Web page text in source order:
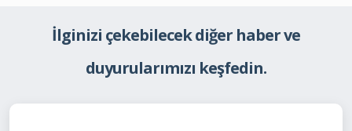
İlginizi çekebilecek diğer haber ve
duyurularımızı keşfedin.